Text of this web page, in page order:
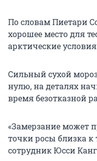
По словам Пиетари
хорошее место для
арктические
Сильный сухой
нулю, на деталях
время безотказной
«Замерзание может
точки росы близка к
сотрудник Юсси